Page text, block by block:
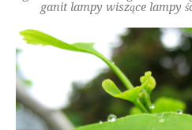
ganit lampy wiszące lampy